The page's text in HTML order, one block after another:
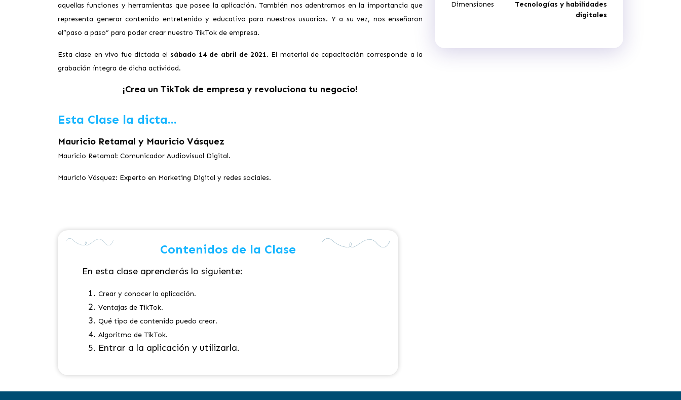
Dimensiones
Tecnologías y habilidades
digitales
aquellas funciones y herramientas que posee la aplicación. También nos adentramos en la importancia que
representa generar contenido entretenido y educativo para nuestros usuarios. Y a su vez, nos enseñaron
el“paso a paso” para poder crear nuestro TikTok de empresa.
Esta clase en vivo fue dictada el sábado 14 de abril de 2021. El material de capacitación corresponde a la
grabación íntegra de dicha actividad.
¡Crea un TikTok de empresa y revoluciona tu negocio!
Esta Clase la dicta...
Mauricio Retamal y Mauricio Vásquez
Mauricio Retamal: Comunicador Audiovisual Digital.
Mauricio Vásquez: Experto en Marketing Digital y redes sociales.
Contenidos de la Clase
En esta clase aprenderás lo siguiente:
Crear y conocer la aplicación.
Ventajas de TikTok.
Qué tipo de contenido puedo crear.
Algoritmo de TikTok.
Entrar a la aplicación y utilizarla.